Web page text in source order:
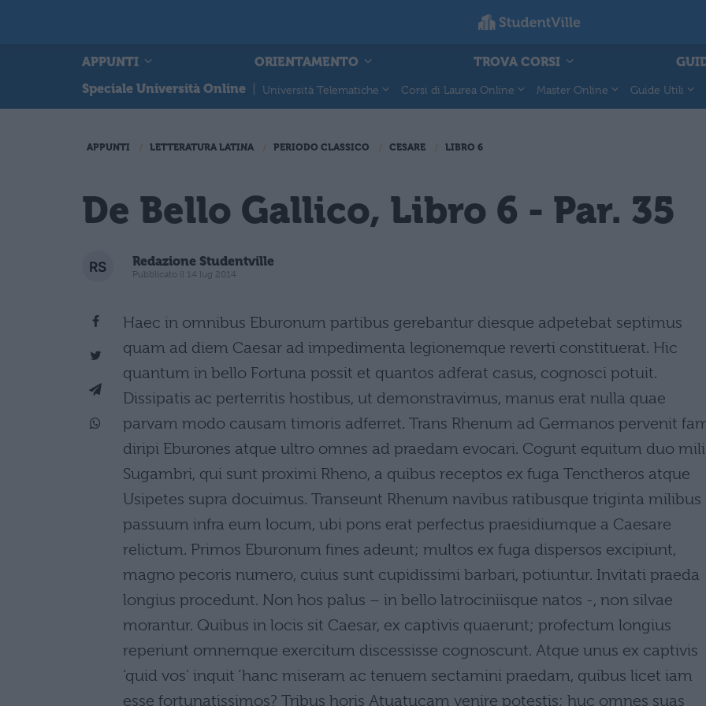
APPUNTI ORIENTAMENTO TROVA CORSI
Speciale Università Online
Università Telematiche Corsi di Laurea Online Master Online Guide Utili
APPUNTI LETTERATURA LATINA PERIODO CLASSICO CESARE LIBRO 6
De Bello Gallico, Libro 6 - Par. 35
Redazione Studentville
Pubblicato il 14 lug 2014
Haec in omnibus Eburonum partibus gerebantur diesque adpetebat septimus
quam ad diem Caesar ad impedimenta legionemque reverti constituerat. Hic
quantum in bello Fortuna possit et quantos adferat casus, cognosci potuit.
Dissipatis ac perterritis hostibus, ut demonstravimus, manus erat nulla quae
parvam modo causam timoris adferret. Trans Rhenum ad Germanos pervenit
diripi Eburones atque ultro omnes ad praedam evocari. Cogunt equitum duo
Sugambri, qui sunt proximi Rheno, a quibus receptos ex fuga Tenctheros atque
Usipetes supra docuimus. Transeunt Rhenum navibus ratibusque triginta milibus
passuum infra eum locum, ubi pons erat perfectus praesidiumque a Caesare
relictum. Primos Eburonum fines adeunt; multos ex fuga dispersos excipiunt,
magno pecoris numero, cuius sunt cupidissimi barbari, potiuntur. Invitati praeda
longius procedunt. Non hos palus – in bello latrociniisque natos -, non silvae
morantur. Quibus in locis sit Caesar, ex captivis quaerunt; profectum longius
reperiunt omnemque exercitum discessisse cognoscunt. Atque unus ex captivis
‘quid vos’ inquit ‘hanc miseram ac tenuem sectamini praedam, quibus licet iam
esse fortunatissimos? Tribus horis Atuatucam venire potestis; huc omnes suas